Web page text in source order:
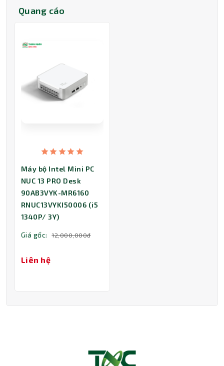
Quang cáo
Máy bộ Intel Mini PC
NUC 13 PRO Desk
90AB3VYK-MR6160
RNUC13VYKI50006 (i5
1340P/ 3Y)
Giá gốc: 12,000,000đ
Liên hệ